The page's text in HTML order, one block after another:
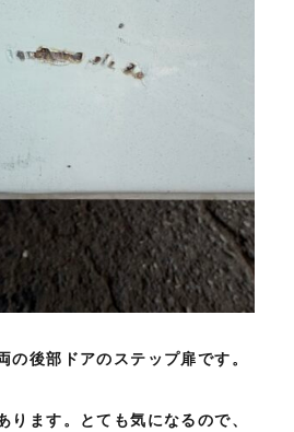
の後部ドアのステップ扉です。
ります。とても気になるので、